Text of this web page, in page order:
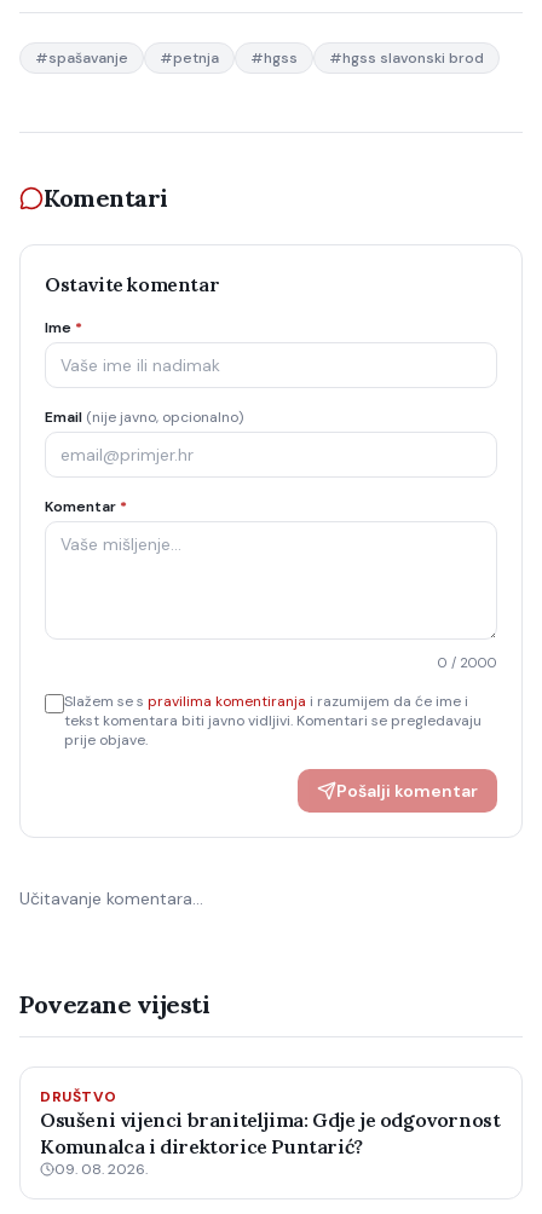
#spašavanje #petnja #hgss #hgss slavonski brod
Komentari
Ostavite komentar
Ime *
Email (nije javno, opcionalno)
Komentar *
0 / 2000
Slažem se s pravilima komentiranja i razumijem da će ime i
tekst komentara biti javno vidljivi. Komentari se pregledavaju
prije objave.
Pošalji komentar
Učitavanje komentara…
Povezane vijesti
DRUŠTVO
Osušeni vijenci braniteljima: Gdje je odgovornost
Komunalca i direktorice Puntarić?
09. 08. 2026.